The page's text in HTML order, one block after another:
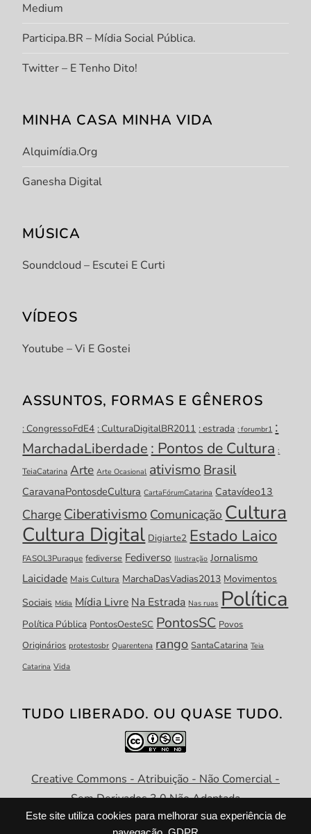
Este site utiliza cookies para melhorar sua experiência de
Medium
Participa.BR – Mídia Social Pública.
Twitter – E Tenho Dito!
MINHA CASA MINHA VIDA
Alquimídia.org
Ganesha Digital
MÚSICA
Soundcloud – Escutei E Curti
VÍDEOS
Youtube – Vi E Gostei
ASSUNTOS, FORMAS E GÊNEROS
: CongressoFdE4 : CulturaDigitalBR2011 : estrada : forumbr1 :
MarchadaLiberdade : Pontos de Cultura :
TeiaCatarina Arte Arte Ocasional ativismo Brasil
CaravanaPontosdeCultura CartaFórumCatarina Catavídeo13
Charge Ciberativismo Comunicação Cultura
Cultura Digital Digiarte2 Estado Laico
FASOL3Puraque fediverse Fediverso Ilustração Jornalismo
Laicidade Mais Cultura MarchaDasVadias2013 Movimentos
Sociais Mídia Mídia Livre Na Estrada Nas ruas Política
Política Pública PontosOesteSC PontosSC Povos
Originários protestosbr Quarentena rango SantaCatarina Teia
Catarina Vida
TUDO LIBERADO. OU QUASE TUDO.
Creative Commons - Atribuição - Não Comercial -
Sem Derivados 3.0 Não Adaptada